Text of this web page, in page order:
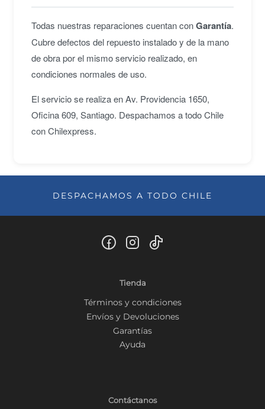
Todas nuestras reparaciones cuentan conGarantía.
Cubre defectos del repuesto instalado y de la mano
de obra por el mismo servicio realizado, en
condiciones normales de uso.
El servicio se realiza en Av. Providencia 1650,
Oficina 609, Santiago. Despachamos a todo Chile
con Chilexpress.
DESPACHAMOS A TODO CHILE
Tienda
Términos y condiciones
Envíos y Devoluciones
Garantías
Ayuda
Contáctanos